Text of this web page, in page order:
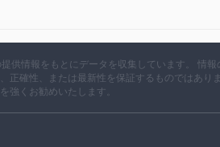
供情報をもとにデータを収集しています。 情
正確性、または最新性を保証するものではあり
強くお勧めいたします。